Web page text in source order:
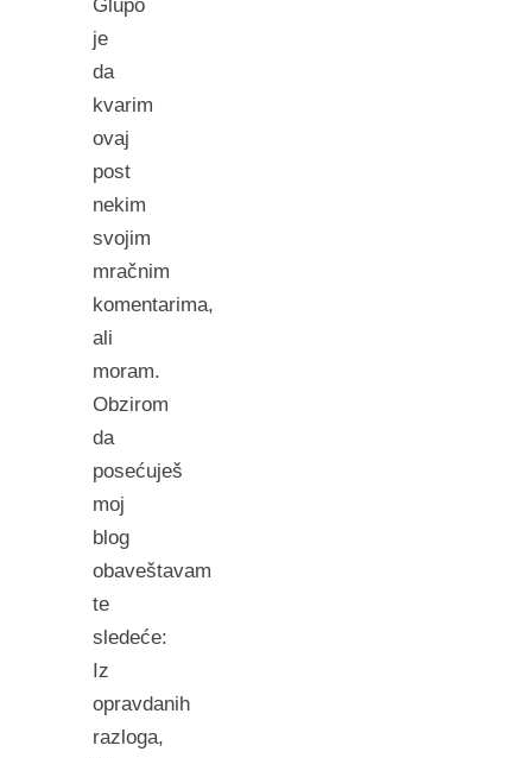
Glupo
je
da
kvarim
ovaj
post
nekim
svojim
mračnim
komentarima,
ali
moram.
Obzirom
da
posećuješ
moj
blog
obaveštavam
te
sledeće:
Iz
opravdanih
razloga,